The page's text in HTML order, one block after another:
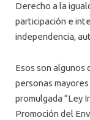
Derecho a la
participación e
independencia,
Esos son algunos
personas
promulgada “Ley
Promoción del